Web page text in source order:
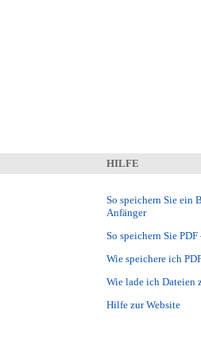
HILFE
So speichern Sie ein
Anfänger
So speichern Sie
Wie speichere ich
Wie lade ich Dateien
Hilfe zur Website